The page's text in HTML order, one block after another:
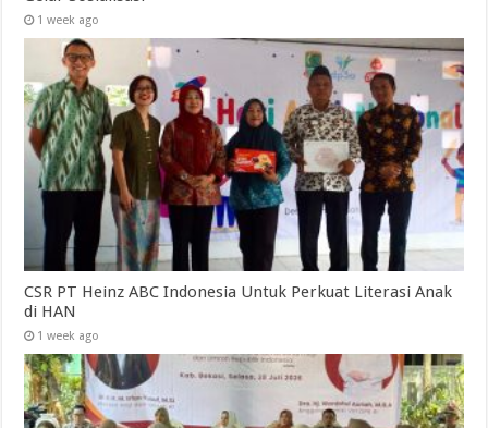
1 week ago
CSR PT Heinz ABC Indonesia Untuk Perkuat Literasi Anak
di HAN
1 week ago